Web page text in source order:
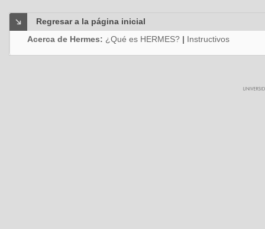
Regresar a la página inicial
Acerca de Hermes: ¿Qué es HERMES? | Instructivos